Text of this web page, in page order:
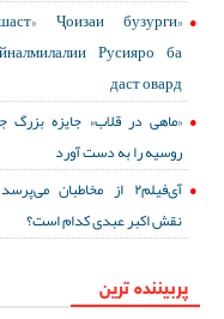
Ҷоизаи бузурги
Русияро ба
даст овард
«ماهی در قلاب» جایزه بزرگ
روسیه را به دست آورد
آی‌فیلم۲ از مخاطبان
نقش اکبر عبدی کدام است؟
پربیننده ترین